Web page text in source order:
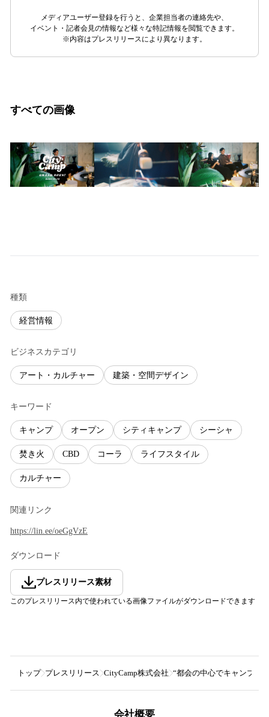
メディアユーザー登録を行うと、企業担当者の連絡先や、
イベント・記者会見の情報など様々な特記情報を閲覧できます。
※内容はプレスリリースにより異なります。
すべての画像
種類
経営情報
ビジネスカテゴリ
アート・カルチャー 建築・空間デザイン
キーワード
キャンプ オープン シティキャンプ シーシャ
焚き火 CBD コーラ ライフスタイル
カルチャー
関連リンク
https://lin.ee/oeGgVzE
ダウンロード
プレスリリース素材
このプレスリリース内で使われている画像ファイルがダウンロードできます
トップ プレスリリース CityCamp株式会社 “都会の中心でキャンプ体
会社概要